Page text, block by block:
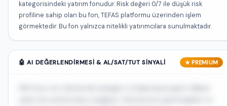
kategorisindeki yatırım fonudur. Risk değeri 0/7 ile düşük risk
profiline sahip olan bu fon, TEFAS platformu üzerinden işlem
görmektedir. Bu fon yalnızca nitelikli yatırımcılara sunulmaktadır.
🤖 AI DEĞERLENDIRMESI & AL/SAT/TUT SINYALI ★ PREMIUM